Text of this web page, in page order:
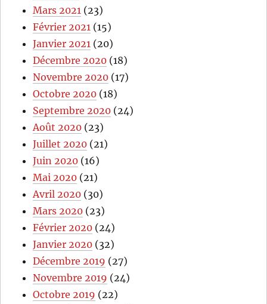
Mars 2021 (23)
Février 2021 (15)
Janvier 2021 (20)
Décembre 2020 (18)
Novembre 2020 (17)
Octobre 2020 (18)
Septembre 2020 (24)
Août 2020 (23)
Juillet 2020 (21)
Juin 2020 (16)
Mai 2020 (21)
Avril 2020 (30)
Mars 2020 (23)
Février 2020 (24)
Janvier 2020 (32)
Décembre 2019 (27)
Novembre 2019 (24)
Octobre 2019 (22)